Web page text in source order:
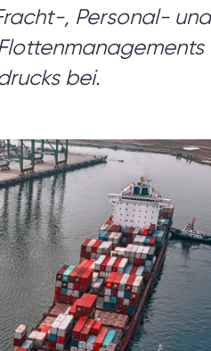
, Personal- und
bei.
PRODUKTE
ValueXI AI Engine